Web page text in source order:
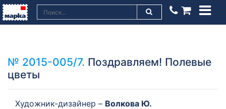
№ 2015-005/7. Поздравляем! Полевые
цветы
Художник-дизайнер – Волкова Ю.